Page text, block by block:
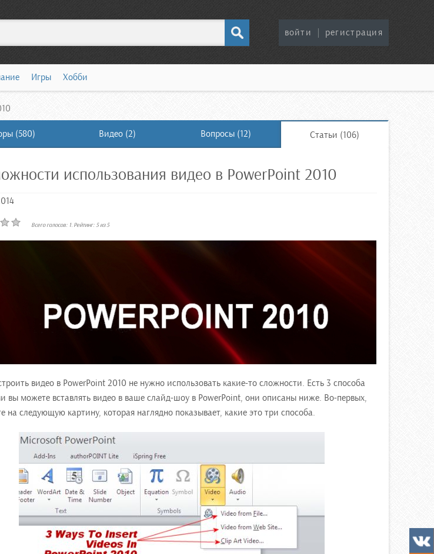
войти регистрация
Игры Хобби
(580) Видео (2) Вопросы (12) Статьи (106)
использования видео в PowerPoint 2010
Всего голосов: 1. Рейтинг:5из5
видео в PowerPoint 2010 не нужно использовать какие-то сложности. Есть 3 способа
вы можете вставлять видео в ваше слайд-шоу в PowerPoint, они описаны ниже. Во-первых,
на следующую картину, которая наглядно показывает, какие это три способа.